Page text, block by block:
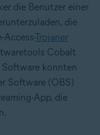
die Benutzer einer
die
Access-Trojaner
Cobalt
konnten
Software (OBS)
App, die